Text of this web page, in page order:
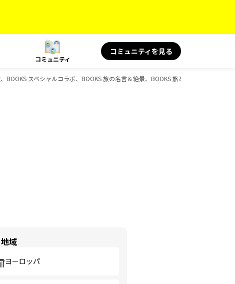
コミュニティ
コミュニティを見る
スペシャルコラボ、BOOKS 旅の名言＆絶景、BOOKS 旅と健康のガイドブッ
域
ヨーロッパ